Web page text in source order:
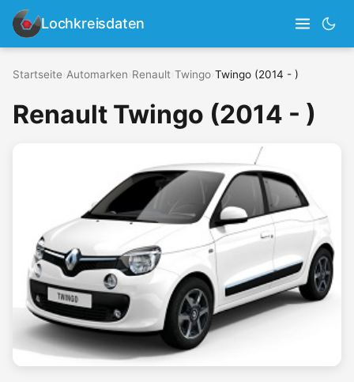
Lochkreisdaten
Startseite Automarken Renault Twingo Twingo (2014 - )
Renault Twingo (2014 - )